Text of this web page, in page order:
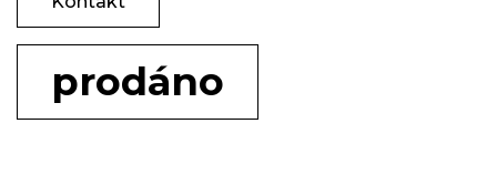
prodáno